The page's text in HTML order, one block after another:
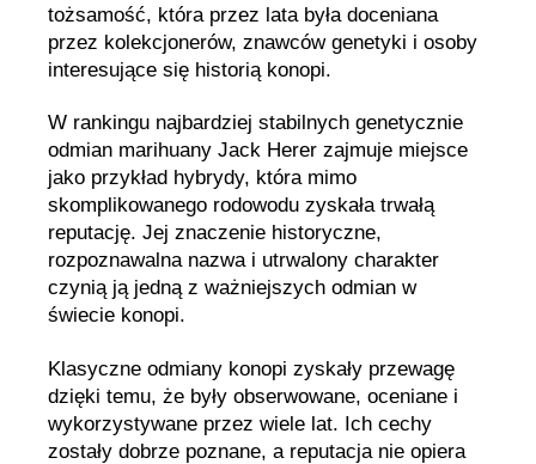
tożsamość, która przez lata była doceniana
przez kolekcjonerów, znawców genetyki i osoby
interesujące się historią konopi.
W rankingu najbardziej stabilnych genetycznie
odmian marihuany Jack Herer zajmuje miejsce
jako przykład hybrydy, która mimo
skomplikowanego rodowodu zyskała trwałą
reputację. Jej znaczenie historyczne,
rozpoznawalna nazwa i utrwalony charakter
czynią ją jedną z ważniejszych odmian w
świecie konopi.
Klasyczne odmiany konopi zyskały przewagę
dzięki temu, że były obserwowane, oceniane i
wykorzystywane przez wiele lat. Ich cechy
zostały dobrze poznane, a reputacja nie opiera